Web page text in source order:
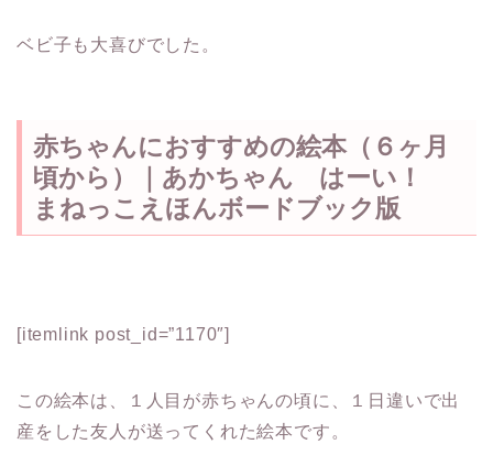
ベビ子も大喜びでした。
赤ちゃんにおすすめの絵本（６ヶ月
頃から）｜あかちゃん はーい！
まねっこえほんボードブック版
[itemlink post_id=”1170″]
この絵本は、１人目が赤ちゃんの頃に、１日違いで出
産をした友人が送ってくれた絵本です。